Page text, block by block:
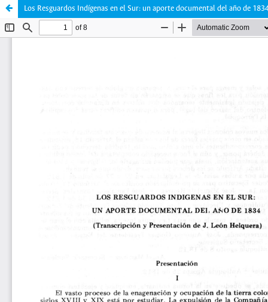
Los Resguardos Indígenas en el Sur: un aporte documental del año de